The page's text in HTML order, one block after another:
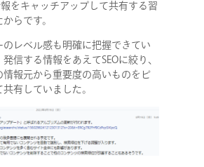
報をキャッチアップして共有する習
らです。
のレベル感も明確に把握できてい
信する情報をあえてSEOに絞り、
情報元から重要度の高いものをピ
有していました。